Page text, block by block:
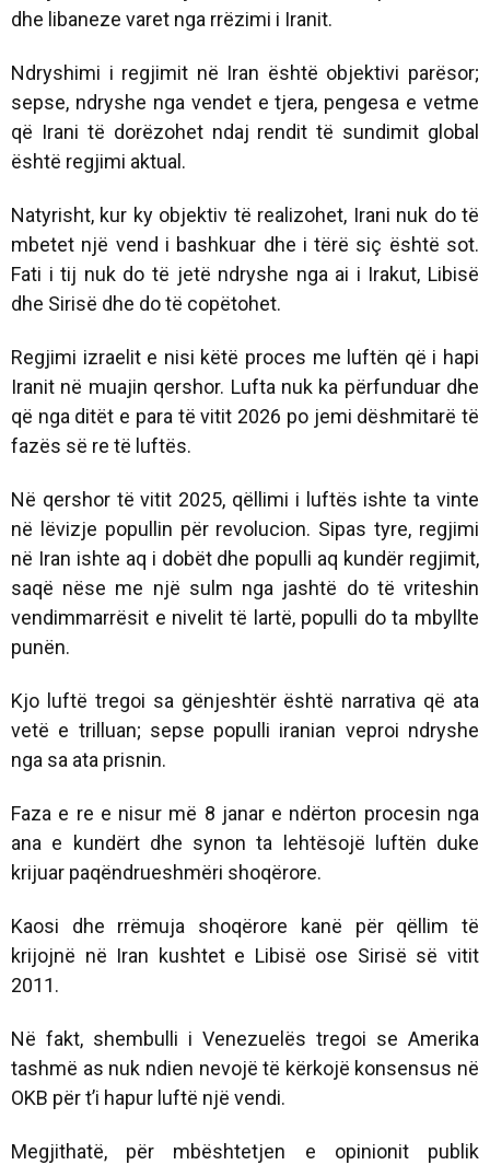
dhe libaneze varet nga rrëzimi i Iranit.
Ndryshimi i regjimit në Iran është objektivi parësor;
sepse, ndryshe nga vendet e tjera, pengesa e vetme
që Irani të dorëzohet ndaj rendit të sundimit global
është regjimi aktual.
Natyrisht, kur ky objektiv të realizohet, Irani nuk do të
mbetet një vend i bashkuar dhe i tërë siç është sot.
Fati i tij nuk do të jetë ndryshe nga ai i Irakut, Libisë
dhe Sirisë dhe do të copëtohet.
Regjimi izraelit e nisi këtë proces me luftën që i hapi
Iranit në muajin qershor. Lufta nuk ka përfunduar dhe
që nga ditët e para të vitit 2026 po jemi dëshmitarë të
fazës së re të luftës.
Në qershor të vitit 2025, qëllimi i luftës ishte ta vinte
në lëvizje popullin për revolucion. Sipas tyre, regjimi
në Iran ishte aq i dobët dhe populli aq kundër regjimit,
saqë nëse me një sulm nga jashtë do të vriteshin
vendimmarrësit e nivelit të lartë, populli do ta mbyllte
punën.
Kjo luftë tregoi sa gënjeshtër është narrativa që ata
vetë e trilluan; sepse populli iranian veproi ndryshe
nga sa ata prisnin.
Faza e re e nisur më 8 janar e ndërton procesin nga
ana e kundërt dhe synon ta lehtësojë luftën duke
krijuar paqëndrueshmëri shoqërore.
Kaosi dhe rrëmuja shoqërore kanë për qëllim të
krijojnë në Iran kushtet e Libisë ose Sirisë së vitit
2011.
Në fakt, shembulli i Venezuelës tregoi se Amerika
tashmë as nuk ndien nevojë të kërkojë konsensus në
OKB për t’i hapur luftë një vendi.
Megjithatë, për mbështetjen e opinionit publik